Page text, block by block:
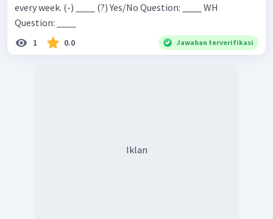
every week. (-) ____ (?) Yes/No Question: ____ WH
Question: ____
1 0.0 Jawaban terverifikasi
Iklan